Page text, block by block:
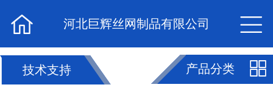

 河北巨辉丝网制品有限公司
技术支持 产品分类 